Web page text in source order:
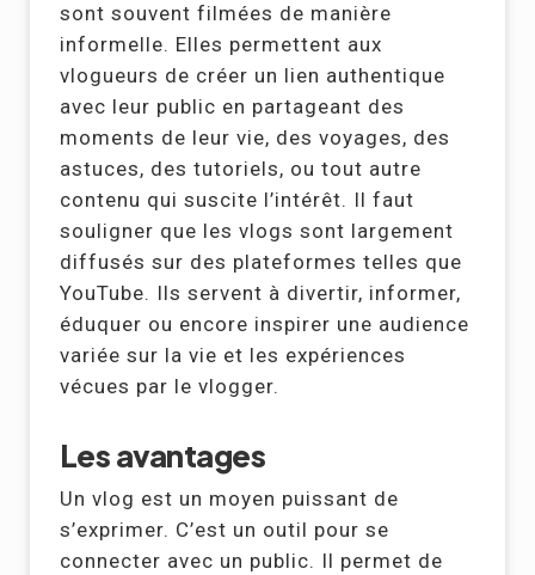
sont souvent filmées de manière
informelle. Elles permettent aux
vlogueurs de créer un lien authentique
avec leur public en partageant des
moments de leur vie, des voyages, des
astuces, des tutoriels, ou tout autre
contenu qui suscite l’intérêt. Il faut
souligner que les vlogs sont largement
diffusés sur des plateformes telles que
YouTube. Ils servent à divertir, informer,
éduquer ou encore inspirer une audience
variée sur la vie et les expériences
vécues par le vlogger.
Les avantages
Un vlog est un moyen puissant de
s’exprimer. C’est un outil pour se
connecter avec un public. Il permet de